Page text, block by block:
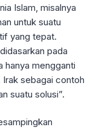
Islam, misalnya
untuk suatu
yang tepat.
pada
hanya mengganti
sebagai contoh
suatu solusi”.